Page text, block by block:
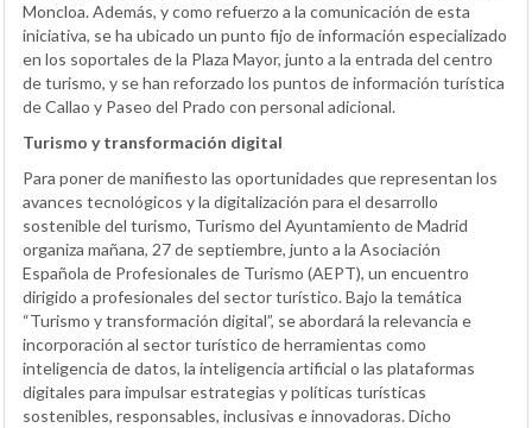
Moncloa. Además, y como refuerzo a la comunicación de esta
iniciativa, se ha ubicado un punto fijo de información especializado
en los soportales de la Plaza Mayor, junto a la entrada del centro
de turismo, y se han reforzado los puntos de información turística
de Callao y Paseo del Prado con personal adicional.
Turismo y transformación digital
Para poner de manifiesto las oportunidades que representan los
avances tecnológicos y la digitalización para el desarrollo
sostenible del turismo, Turismo del Ayuntamiento de Madrid
organiza mañana, 27 de septiembre, junto a la Asociación
Española de Profesionales de Turismo (AEPT), un encuentro
dirigido a profesionales del sector turístico. Bajo la temática
“Turismo y transformación digital”, se abordará la relevancia e
incorporación al sector turístico de herramientas como
inteligencia de datos, la inteligencia artificial o las plataformas
digitales para impulsar estrategias y políticas turísticas
sostenibles, responsables, inclusivas e innovadoras. Dicho